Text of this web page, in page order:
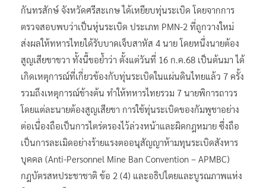
กันทรสักษ์ จังหวัดศรีสะเกษ ได้เหยียบทุ่นระเบิด โดยจากการ
ตรวจสอบพบว่าเป็นหุ่นระเบิด ประเภท PMN-2 ที่ถูกวางใหม่
ส่งผลให้ทหารไทยได้รับบาดเจ็บสาหัส 4 นาย โดยหนึ่งนายต้อง
สูญเสียขาขวา ทั้งนี้ขอย้ำว่า ตั้งแต่วันที่ 16 ก.ค.68 เป็นต้นมา ได้
เกิดเหตุการณ์ที่เกี่ยวข้องกับทุ่นระเบิดในแผ่นดินไทยแล้ว 7 ครั้ง
รวมถึงเหตุการณ์ข้างต้น ทำให้ทหารไทยรวม 7 นายพิการถาวร
โดยแต่ละนายต้องสูญเสียขา การใช้ทุ่นระเบิดของกัมพูชาอย่าง
ต่อเนื่องถือเป็นการไตร่ตรองไว้ล่วงหน้าและผิดกฎหมาย ซึ่งถือ
เป็นการละเมิดอย่างร้ายแรงตออนุสัญญาห้ามทุนระเบิดสังหาร
บุคคล (Anti-Personnel Mine Ban Convention – APMBC)
กฎบัตรสหประชาชาติ ข้อ 2 (4) และอธิปไตยและบูรณภาพแห่ง